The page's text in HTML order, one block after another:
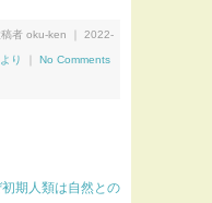
者 oku-ken ｜ 2022-
り No Comments
期人類は自然との